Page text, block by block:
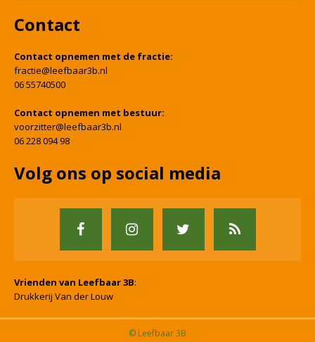
Contact
Contact opnemen met de fractie:
fractie@leefbaar3b.nl
06 55740500
Contact opnemen met bestuur:
voorzitter@leefbaar3b.nl
06 228 094 98
Volg ons op social media
Vrienden van Leefbaar 3B:
Drukkerij Van der Louw
© Leefbaar 3B